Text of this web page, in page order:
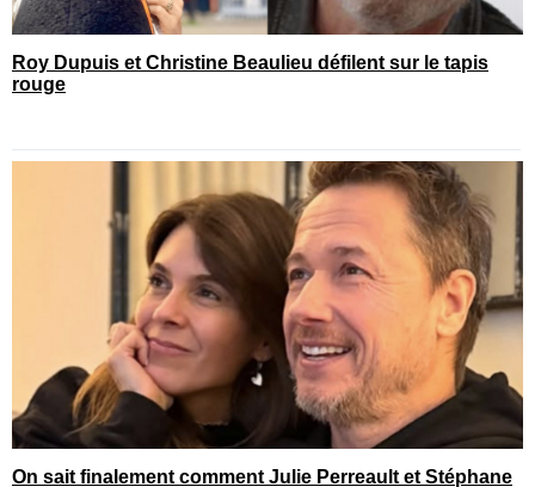
Roy Dupuis et Christine Beaulieu défilent sur le tapis
rouge
On sait finalement comment Julie Perreault et Stéphane